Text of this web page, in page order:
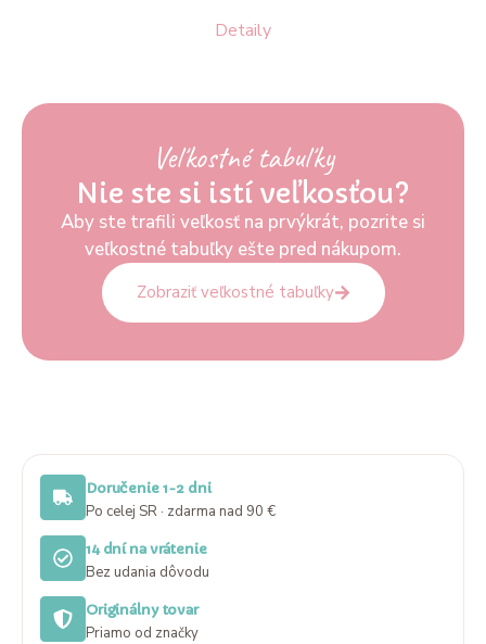
Detaily
Veľkostné tabuľky
Nie ste si istí veľkosťou?
Aby ste trafili veľkosť na prvýkrát, pozrite si
veľkostné tabuľky ešte pred nákupom.
Zobraziť veľkostné tabuľky
Doručenie 1-2 dni
Po celej SR · zdarma nad 90 €
14 dní na vrátenie
Bez udania dôvodu
Originálny tovar
Priamo od značky